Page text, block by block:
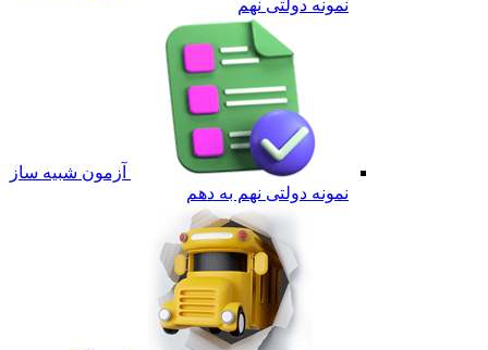
نمونه دولتی نهم
آزمون شبیه ساز
نمونه دولتی نهم به دهم